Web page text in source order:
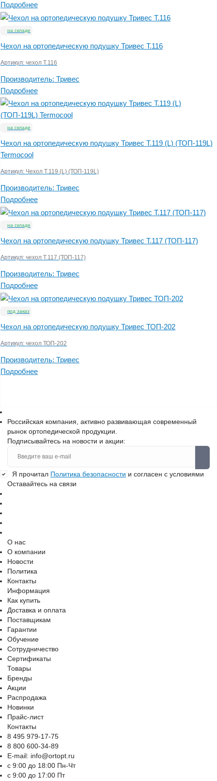
Подробнее
на складе
Чехол на ортопедическую подушку Тривес Т.116
Артикул: чехол Т.116
Производитель: Тривес
Подробнее
на складе
Чехол на ортопедическую подушку Тривес Т.119 (L) (ТОП-119L)
Termocool
Артикул: Чехол Т.119 (L) (ТОП-119L)
Производитель: Тривес
Подробнее
на складе
Чехол на ортопедическую подушку Тривес Т.117 (ТОП-117)
Артикул: чехол Т.117 (ТОП-117)
Производитель: Тривес
Подробнее
под заказ
Чехол на ортопедическую подушку Тривес ТОП-202
Артикул: чехол ТОП-202
Производитель: Тривес
Подробнее
Российская компания, активно развивающая современный
рынок ортопедической продукции.
Подписывайтесь на новости и акции:
Я прочитал Политика безопасности и согласен с условиями
Оставайтесь на связи
О нас
О компании
Новости
Политика
Контакты
Информация
Как купить
Доставка и оплата
Поставщикам
Гарантии
Обучение
Сотрудничество
Сертификаты
Товары
Бренды
Акции
Распродажа
Новинки
Прайс-лист
Контакты
8 495 979-17-75
8 800 600-34-89
E-mail: info@ortopt.ru
c 9:00 до 18:00 Пн-Чт
c 9:00 до 17:00 Пт